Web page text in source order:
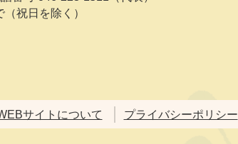
祝日を除く）
サイトについて プライバシーポリシー